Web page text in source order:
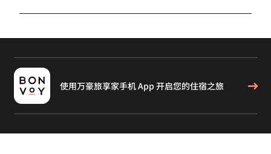
使用万豪旅享家手机 App 开启您的住宿之旅